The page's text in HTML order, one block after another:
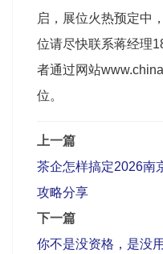
启，展位火热预定中
位请尽快联系蒋经理
者通过网站
位。
上一篇
茶企怎样搞定2026南
攻略分享
下一篇
你不是没资格，是没